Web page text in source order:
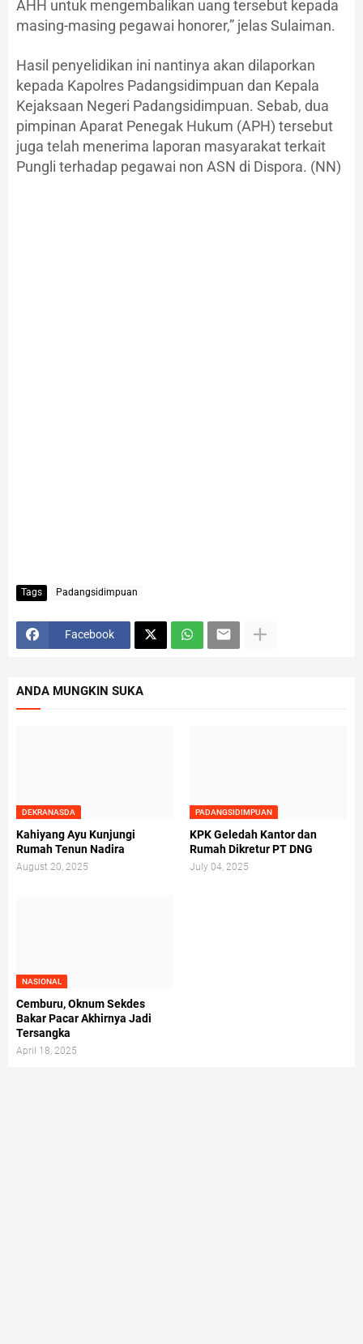
AHH untuk mengembalikan uang tersebut kepada
masing-masing pegawai honorer,” jelas Sulaiman.
Hasil penyelidikan ini nantinya akan dilaporkan
kepada Kapolres Padangsidimpuan dan Kepala
Kejaksaan Negeri Padangsidimpuan. Sebab, dua
pimpinan Aparat Penegak Hukum (APH) tersebut
juga telah menerima laporan masyarakat terkait
Pungli terhadap pegawai non ASN di Dispora. (NN)
Tags Padangsidimpuan
Facebook
ANDA MUNGKIN SUKA
DEKRANASDA
Kahiyang Ayu Kunjungi
Rumah Tenun Nadira
August 20, 2025
PADANGSIDIMPUAN
KPK Geledah Kantor dan
Rumah Dikretur PT DNG
July 04, 2025
NASIONAL
Cemburu, Oknum Sekdes
Bakar Pacar Akhirnya Jadi
Tersangka
April 18, 2025